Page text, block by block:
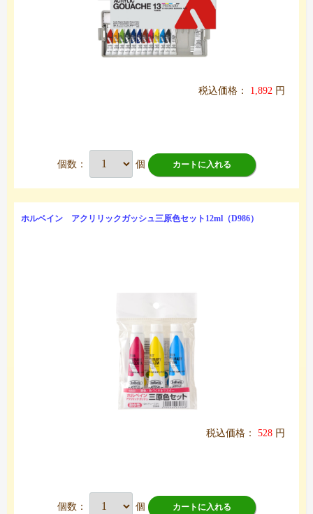
税込価格： 1,892 円
個数： 個 カートに入れる
ホルベイン アクリリックガッシュ三原色セット12ml（D986）
税込価格： 528 円
個数： 個 カートに入れる